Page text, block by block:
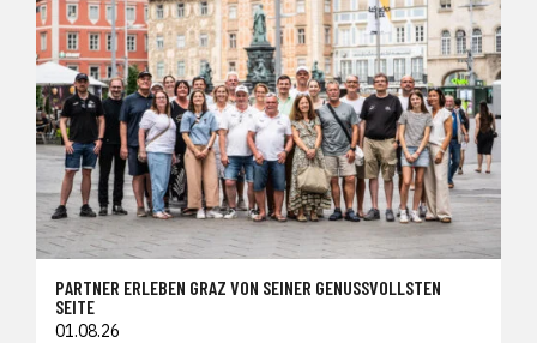
PARTNER ERLEBEN GRAZ VON SEINER GENUSSVOLLSTEN
SEITE
01.08.26